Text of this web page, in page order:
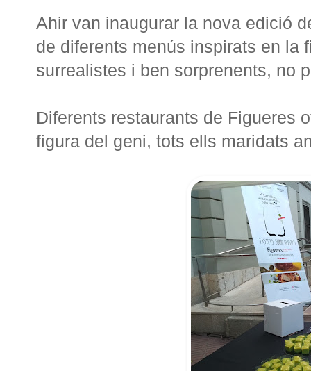
Ahir van inaugurar la nova edició
de diferents menús inspirats en la
surrealistes i ben sorprenents, no
Diferents restaurants de Figueres
figura del geni, tots ells maridats